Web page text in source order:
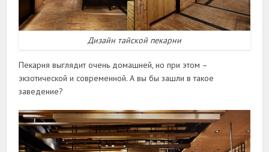
Дизайн тайской пекарни
Пекарня выглядит очень домашней, но при этом –
экзотической и современной. А вы бы зашли в такое
заведение?